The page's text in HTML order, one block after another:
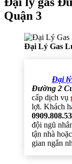
Quận 3
Đại Lý Gas
Đại lý
Đường 2
cấp dịch vụ
lợi. Khách
đội ngũ
tận nhà
gian ngắn